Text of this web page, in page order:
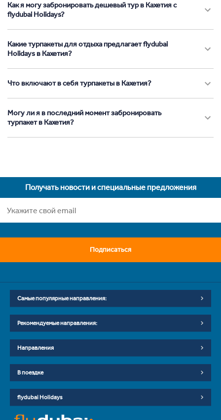
Как я могу забронировать дешевый тур в Кахетия с
flydubai Holidays?
Какие турпакеты для отдыха предлагает flydubai
Holidays в Кахетия?
Что включают в себя турпакеты в Кахетия?
Могу ли я в последний момент забронировать
турпакет в Кахетия?
Получать новости и специальные предложения
Подписаться
Самые популярные направления:
Рекомендуемые направления:
Направления
В поездке
flydubai Holidays